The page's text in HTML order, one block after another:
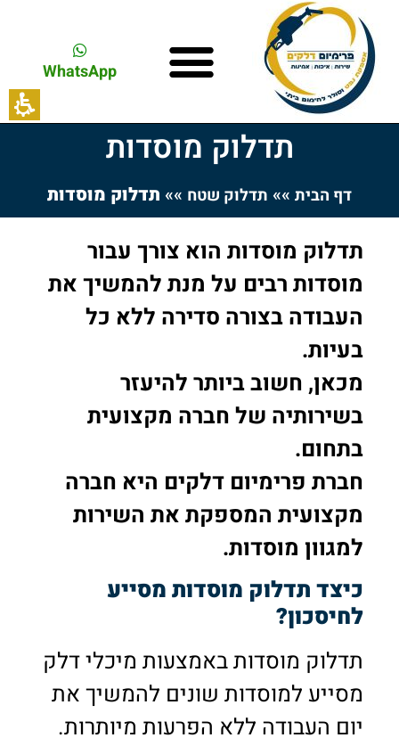
WhatsApp
תדלוק מוסדות
דף הבית »» תדלוק שטח »» תדלוק מוסדות
תדלוק מוסדות הוא צורך עבור
מוסדות רבים על מנת להמשיך את
העבודה בצורה סדירה ללא כל
בעיות.
מכאן, חשוב ביותר להיעזר
בשירותיה של חברה מקצועית
בתחום.
חברת פרימיום דלקים היא חברה
מקצועית המספקת את השירות
למגוון מוסדות.
כיצד תדלוק מוסדות מסייע
לחיסכון?
תדלוק מוסדות באמצעות מיכלי דלק
מסייע למוסדות שונים להמשיך את
יום העבודה ללא הפרעות מיותרות.